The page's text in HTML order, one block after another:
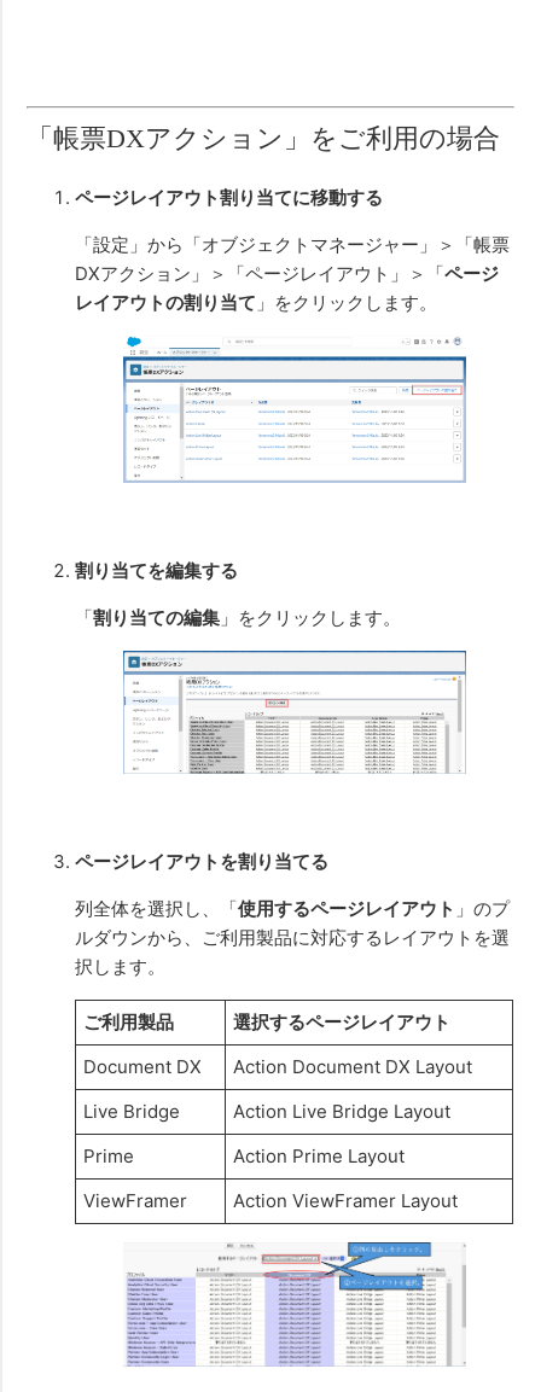
「帳票DXアクション」をご利用の場合
ページレイアウト割り当てに移動する
「設定」から「オブジェクトマネージャー」＞「帳票
DXアクション」＞「ページレイアウト」＞「ページ
レイアウトの割り当て 」をクリックします。
割り当てを編集する
「割り当ての編集 」をクリックします。
ページレイアウトを割り当てる
列全体を選択し、「使用するページレイアウト 」のプ
ルダウンから、ご利用製品に対応するレイアウトを選
択します。
ご利用製品
選択するページレイアウト
Document DX
Action Document DX Layout
Live Bridge
Action Live Bridge Layout
Prime
Action Prime Layout
ViewFramer
Action ViewFramer Layout